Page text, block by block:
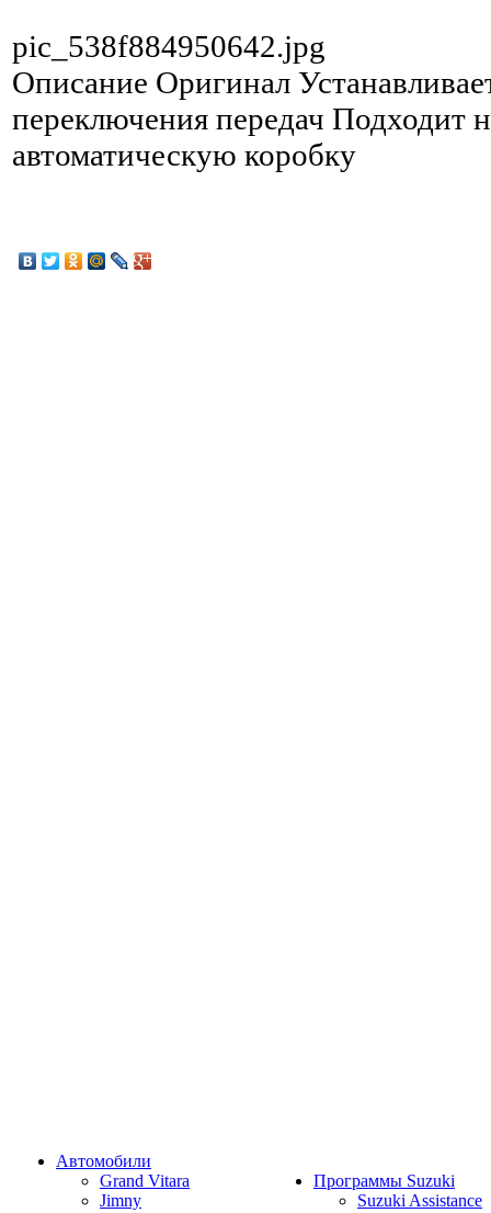
pic_538f884950642.jpg
Описание Оригинал
переключения передач Подходит
автоматическую коробку
Автомобили
Grand Vitara
Jimny
Программы Suzuki
Suzuki Assistance